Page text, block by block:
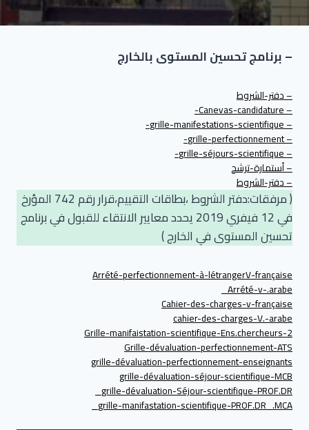
– برنامج تحسين المستوى بالخارج
– دفتر-الشروط
– Canevas-candidature-
– grille-manifestations-scientifique-
– grille-perfectionnement-
– grille-séjours-scientifique-
– أستمارة-ترشح
– دفتر-الشروط
( مرفقات:دفتر الشروط ،بطاقات التقييم،قرار رقم 742 المؤرخ
في 12 فيفري 2019 يحدد معايير الانتقاء للقبول في برنامج
تحسين المستوى في الخارج )
Arrété-perfectionnement-à-létrangerV-française
Arrété-v-.arabe_
Cahier-des-charges-v-française
cahier-des-charges-V.-arabe
Grille-manifaistation-scientifique-Ens.chercheurs-2
Grille-dévaluation-perfectionnement-ATS
grille-dévaluation-perfectionnement-enseignants
grille-dévaluation-séjour-scientifique-MCB
grille-dévaluation-Séjour-scientifique-PROF.DR_
grille-manifastation-scientifique-PROF.DR_.MCA_